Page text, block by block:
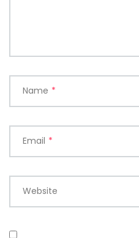
Name *
Email *
Website